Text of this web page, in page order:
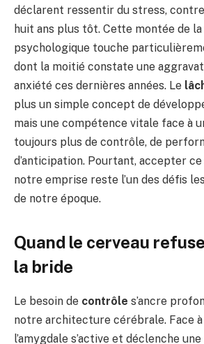
déclarent ressentir du stress,
huit ans plus tôt. Cette montée de
psychologique touche
dont la moitié constate une
anxiété ces dernières années. Le
plus un simple concept de
mais une compétence vitale face à
toujours plus de contrôle, de
d’anticipation. Pourtant, accepter
notre emprise reste l’un des défis
de notre époque.
Quand le cerveau
la bride
Le besoin de contrôle s’ancre
notre architecture cérébrale. Face
l’amygdale s’active et déclenche